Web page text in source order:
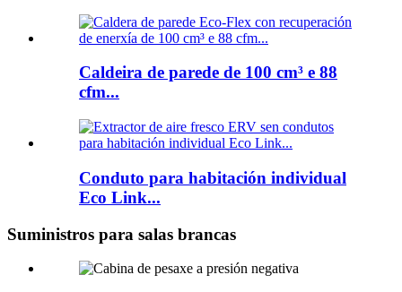
Caldeira de parede de 100 cm³ e 88
cfm...
Conduto para habitación individual
Eco Link...
Suministros para salas brancas